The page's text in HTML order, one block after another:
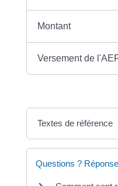
Montant
Versement de
Textes de référence
Questions ?